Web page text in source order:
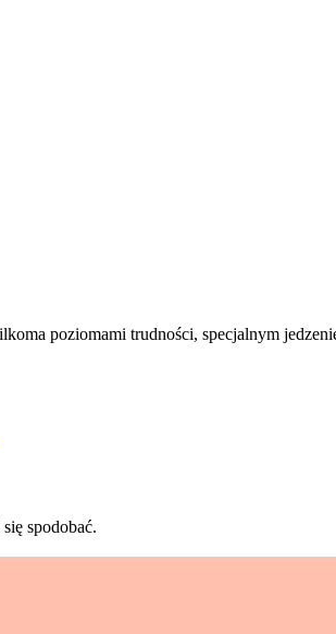
poziomami trudności, specjalnym
spodobać.